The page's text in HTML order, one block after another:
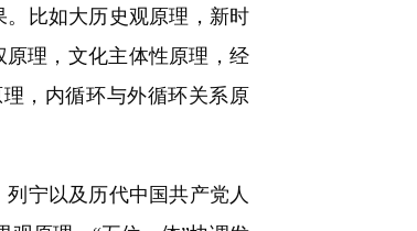
比如大历史观原理，新时
理，文化主体性原理，经
，内循环与外循环关系原
宁以及历代中国共产党人